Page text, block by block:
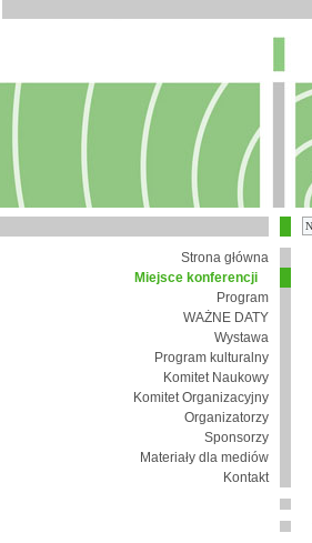
Strona główna
Miejsce konferencji
Program
WAŻNE DATY
Wystawa
Program kulturalny
Komitet Naukowy
Komitet Organizacyjny
Organizatorzy
Sponsorzy
Materiały dla mediów
Kontakt